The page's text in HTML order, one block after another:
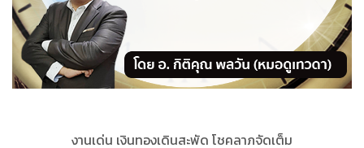
งานเด่น เงินทองเดินสะพัด โชคลาภจัดเต็ม